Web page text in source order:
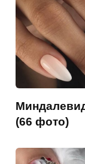
(66 фото)